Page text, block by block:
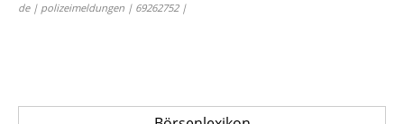
de | polizeimeldungen | 69262752 |